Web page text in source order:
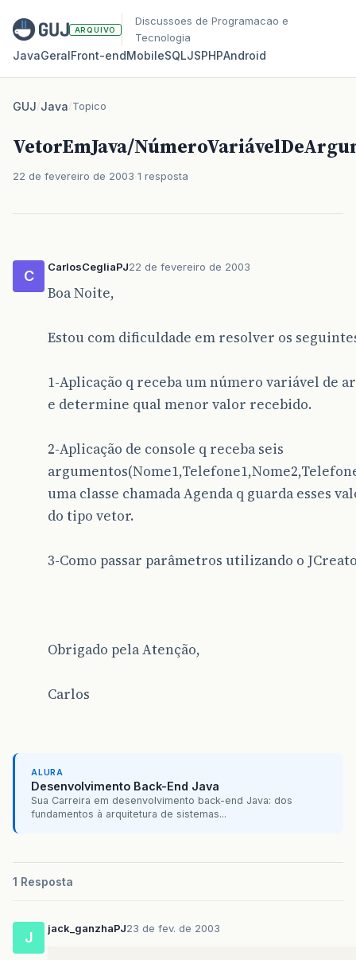
ARQUIVO
Discussoes de Programacao e
Tecnologia
JavaGeralFront‑endMobileSQLJSPHPAndroid
GUJ/Java/Topico
VetorEmJava/
22 de fevereiro de 2003 1 resposta
C
CarlosCegliaPJ22 de fevereiro de 2003
Boa Noite,
Estou com dificuldade em resolver os
1-Aplicação q receba um número variável de
e determine qual menor valor recebido.
2-Aplicação de console q receba seis
uma classe chamada Agenda q guarda esses
do tipo vetor.
3-Como passar parâmetros utilizando o
Obrigado pela Atenção,
Carlos
ALURA
Desenvolvimento Back-End Java
Sua Carreira em desenvolvimento back-end Java: dos
fundamentos à arquitetura de sistemas...
1 Resposta
J
jack_ganzhaPJ23 de fev. de 2003